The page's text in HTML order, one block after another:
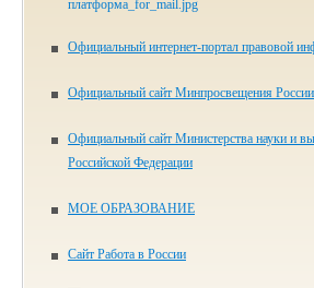
Официальный интернет-портал правовой
Официальный сайт Минпросвещения России
Официальный сайт Министерства науки и
Российской Федерации
МОЕ ОБРАЗОВАНИЕ
Сайт Работа в России